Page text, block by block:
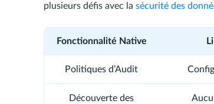
plusieurs défis avec la sécurité des
Fonctionnalité Native
Politiques d’Audit
Découverte des